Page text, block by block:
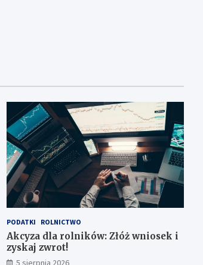
PODATKI ROLNICTWO
Akcyza dla rolników: Złóż wniosek i
zyskaj zwrot!
5 sierpnia 2026